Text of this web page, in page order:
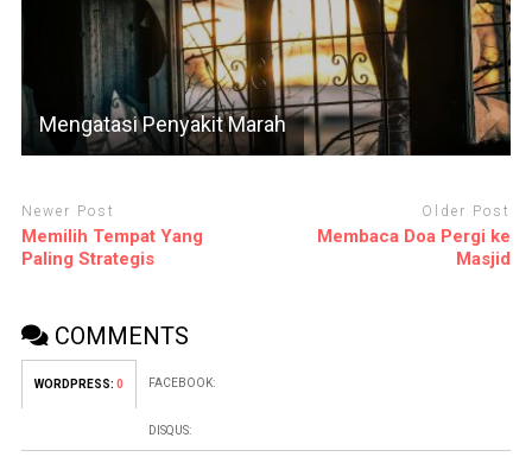
Mengatasi Penyakit Marah
Newer Post
Memilih Tempat Yang
Paling Strategis
Older Post
Membaca Doa Pergi ke
Masjid
COMMENTS
WORDPRESS: 0 FACEBOOK:
DISQUS: